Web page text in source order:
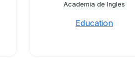
Academia de Ingles
Education